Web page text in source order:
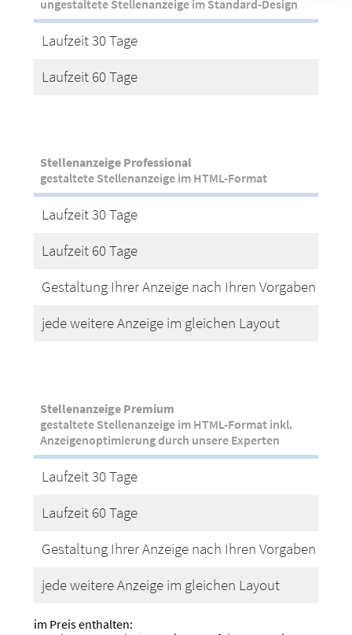
ungestaltete Stellenanzeige im Standard-Design
Laufzeit 30 Tage
Laufzeit 60 Tage
Stellenanzeige Professional
gestaltete Stellenanzeige im HTML-Format
Laufzeit 30 Tage
Laufzeit 60 Tage
Gestaltung Ihrer Anzeige nach Ihren Vorgaben
jede weitere Anzeige im gleichen Layout
Stellenanzeige Premium
gestaltete Stellenanzeige im HTML-Format inkl.
Anzeigenoptimierung durch unsere Experten
Laufzeit 30 Tage
Laufzeit 60 Tage
Gestaltung Ihrer Anzeige nach Ihren Vorgaben
jede weitere Anzeige im gleichen Layout
im Preis enthalten: